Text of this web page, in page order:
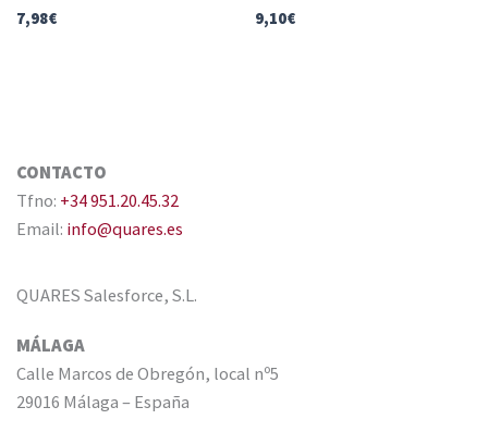
7,98€ 9,10€
CONTACTO
Tfno: +34 951.20.45.32
Email: info@quares.es
QUARES Salesforce, S.L.
MÁLAGA
Calle Marcos de Obregón, local nº5
29016 Málaga – España